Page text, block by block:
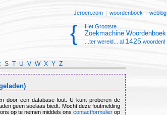
Jeroen.com | woordenboek | weblog
{ Het Grootste...
Zoekmachine Woordenboek
...ter wereld... al 1425woorden!
S T U V W X Y Z
door een database-fout. U kunt proberen de
geen soelaas biedt. Mocht deze foutmelding
op te nemen middels ons contactformulierop